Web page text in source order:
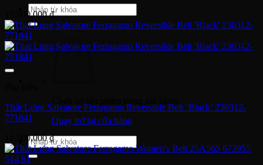
Tìm
kiếm:
Quay trở lại cửa hàng
Tìm
kiếm:
15,900,000₫
Thắt Lưng Salvatore Ferragamo Reversible Belt ‘Black’ 230312-
771841
11,500,000₫